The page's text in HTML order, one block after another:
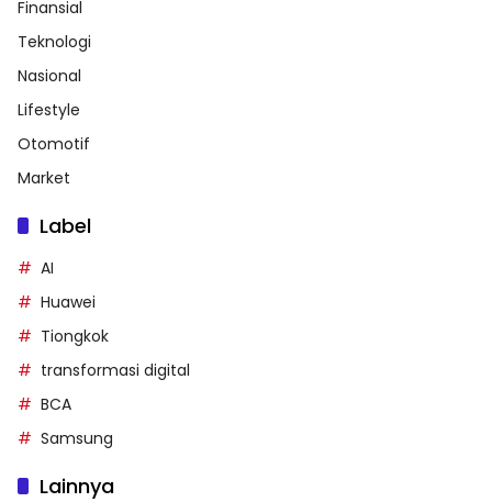
Finansial
Teknologi
Nasional
Lifestyle
Otomotif
Market
Label
AI
Huawei
Tiongkok
transformasi digital
BCA
Samsung
Lainnya